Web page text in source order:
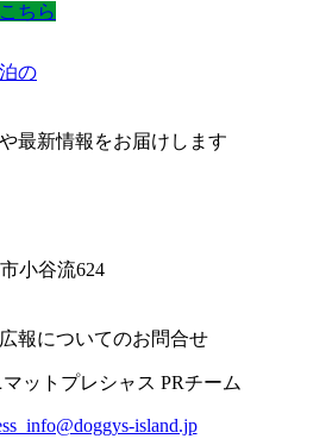
ちら
の
最新情報をお届けします
小谷流624
報についてのお問合せ
ットプレシャス PRチーム
island.jp